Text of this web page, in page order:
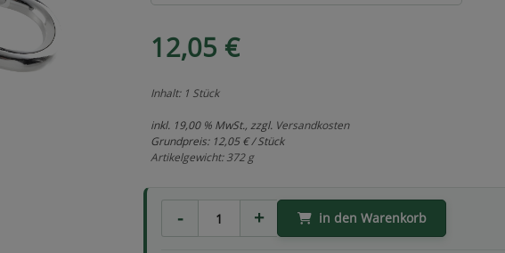
12,05 €
Inhalt: 1 Stück
inkl. 19,00 % MwSt., zzgl. Versandkosten
Grundpreis: 12,05 € / Stück
Artikelgewicht: 372 g
in den Warenkorb